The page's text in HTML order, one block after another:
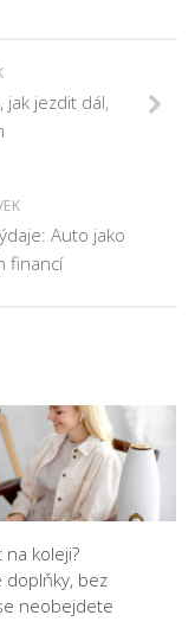
jak jezdit dál,
Auto jako
financí
na koleji?
doplňky, bez
neobejdete